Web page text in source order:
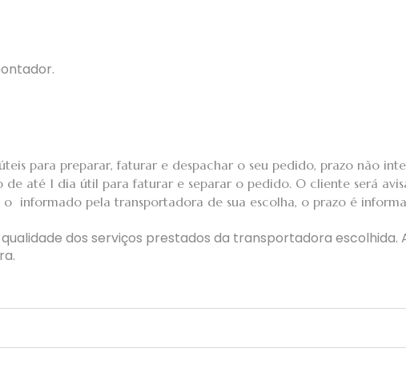
para preparar, faturar e despachar o seu pedido, prazo não
de até 1 dia útil para faturar e separar o pedido. O cliente será
informado pela transportadora de sua escolha, o prazo é
dos serviços prestados da transportadora escolhida.